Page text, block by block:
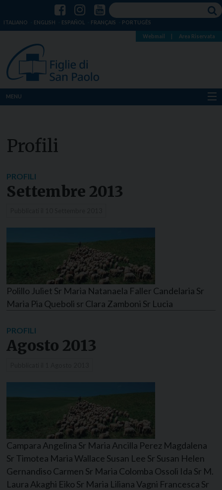
ITALIANO ENGLISH ESPAÑOL FRANÇAIS PORTUGÊS
Webmail Area Riservata
MENU
Dove siamo
Risorse
Profili
PROFILI
Settembre 2013
Polillo Juliet Sr Maria Natanaela Faller Candelaria Sr
Maria Pia Queboli sr Clara Zamboni Sr Lucia
PROFILI
Agosto 2013
Campara Angelina Sr Maria Ancilla Perez Magdalena
Sr Timotea Maria Wallace Susan Lee Sr Susan Helen
Gernandiso Carmen Sr Maria Colomba Ossoli Ida Sr M.
Laura Akaghi Eiko Sr Maria Liliana Vagni Francesca Sr